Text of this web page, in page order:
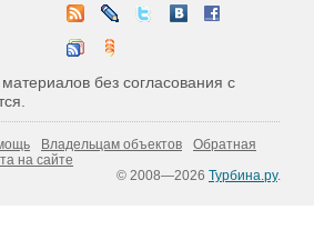
без согласования с
Владельцам объектов
Обратная
на сайте
© 2008—2026 Турбина.ру.